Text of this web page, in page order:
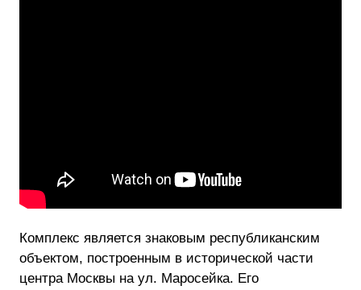
Комплекс является знаковым республиканским
объектом, построенным в исторической части
центра Москвы на ул. Маросейка. Его